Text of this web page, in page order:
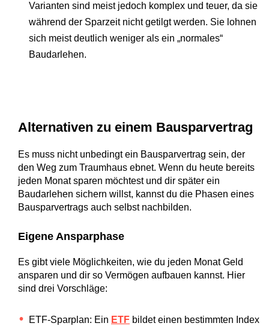
Varianten sind meist jedoch komplex und teuer, da sie
während der Sparzeit nicht getilgt werden. Sie lohnen
sich meist deutlich weniger als ein „normales“
Baudarlehen.
Alternativen zu einem Bausparvertrag
Es muss nicht unbedingt ein Bausparvertrag sein, der
den Weg zum Traumhaus ebnet. Wenn du heute bereits
jeden Monat sparen möchtest und dir später ein
Baudarlehen sichern willst, kannst du die Phasen eines
Bausparvertrags auch selbst nachbilden.
Eigene Ansparphase
Es gibt viele Möglichkeiten, wie du jeden Monat Geld
ansparen und dir so Vermögen aufbauen kannst. Hier
sind drei Vorschläge:
ETF-Sparplan: Ein ETF bildet einen bestimmten Index